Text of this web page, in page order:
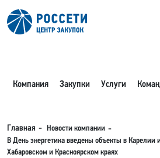
Компания Закупки Услуги
Главная
Новости компании
В День энергетика введены объекты в Карелии
Хабаровском и Красноярском краях